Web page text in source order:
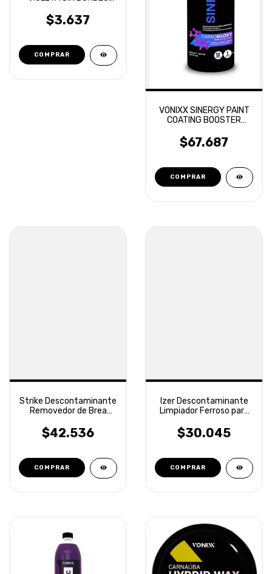
$3.637
VONIXX SINERGY PAINT
COATING BOOSTER
$67.687
Strike Descontaminante
Removedor de Brea
$42.536
Izer Descontaminante
Limpiador Ferroso para
$30.045